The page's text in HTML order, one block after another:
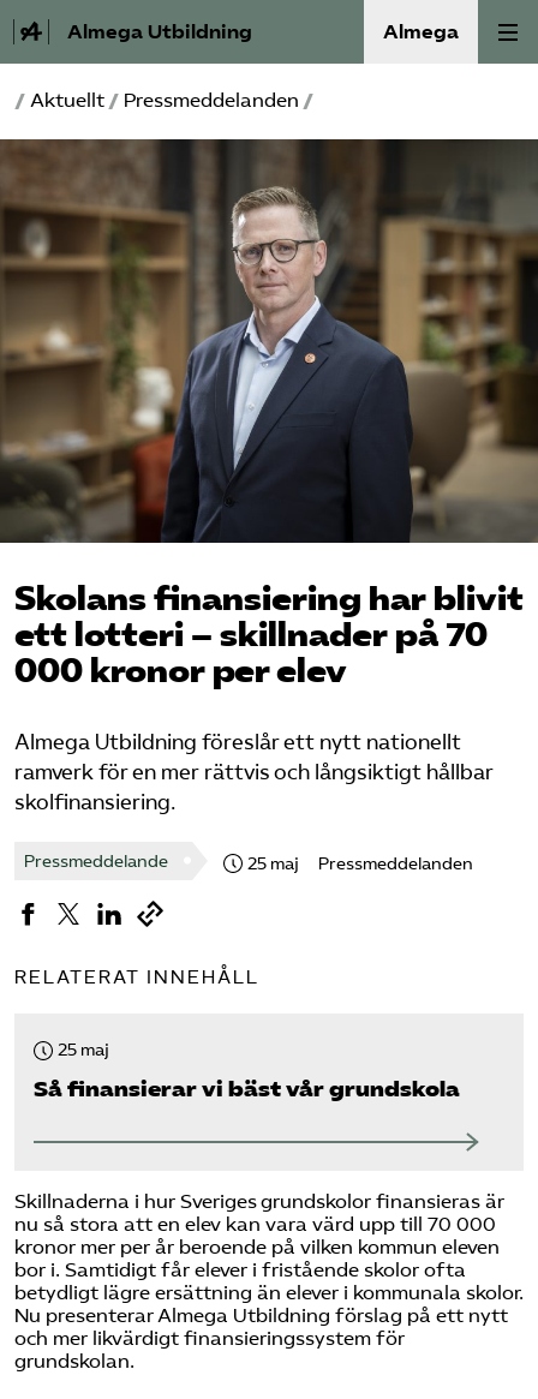
Almega Utbildning Almega
Press
Våra frågor
Skoljuridik
Medlem
Om Almega Utbildning
Bli medlem
Logga in på Arbetsgivarguiden
Sök på almegautbildning.se
/ Aktuellt / Pressmeddelanden /
Skolans finansiering har blivit
ett lotteri – skillnader på 70
000 kronor per elev
Almega Utbildning föreslår ett nytt nationellt
ramverk för en mer rättvis och långsiktigt hållbar
skolfinansiering.
Pressmeddelande 25 maj Pressmeddelanden
RELATERAT INNEHÅLL
25 maj
Så finansierar vi bäst vår grundskola
Skillnaderna i hur Sveriges grundskolor finansieras är
nu så stora att en elev kan vara värd upp till 70 000
kronor mer per år beroende på vilken kommun eleven
bor i. Samtidigt får elever i fristående skolor ofta
betydligt lägre ersättning än elever i kommunala skolor.
Nu presenterar Almega Utbildning förslag på ett nytt
och mer likvärdigt finansieringssystem för
grundskolan.